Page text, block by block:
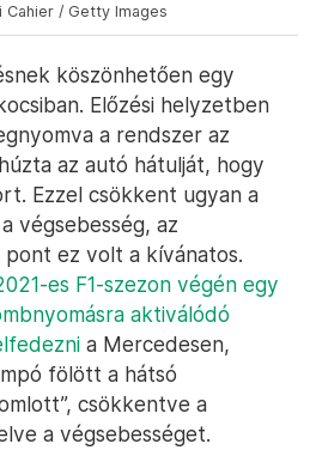
Cahier / Getty Images
köszönhetően egy
Előzési helyzetben
a rendszer az
az autó hátulját, hogy
Ezzel csökkent ugyan a
végsebesség, az
ez volt a kívánatos.
es F1-szezon végén egy
aktiválódó
a Mercedesen,
fölött a hátsó
csökkentve a
a végsebességet.